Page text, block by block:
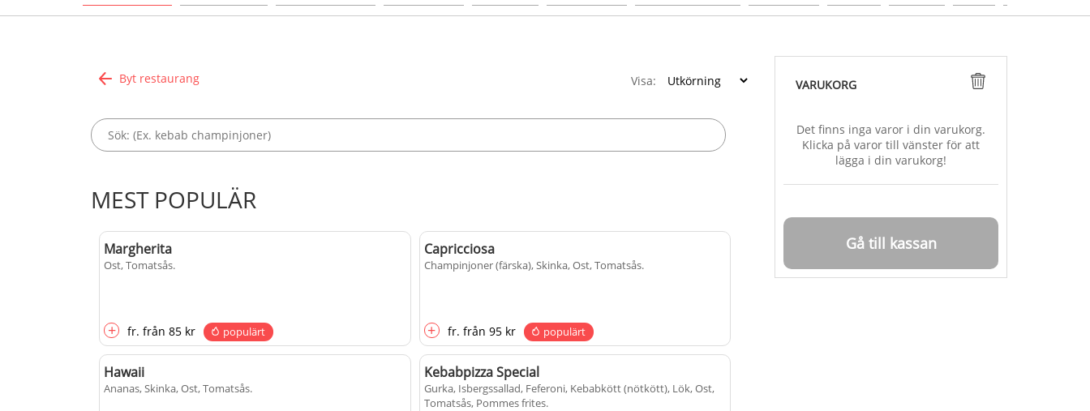
VARUKORG
Det finns inga varor i din varukorg.
Klicka på varor till vänster för att
lägga i din varukorg!
Gå till kassan
Byt restaurang Visa:
MEST POPULÄR
Margherita
Ost, Tomatsås.
+ fr. från 85 kr populärt
Capricciosa
Champinjoner (färska), Skinka, Ost, Tomatsås.
+ fr. från 95 kr populärt
Hawaii
Ananas, Skinka, Ost, Tomatsås.
Kebabpizza Special
Gurka, Isbergssallad, Feferoni, Kebabkött (nötkött), Lök, Ost,
Tomatsås, Pommes frites.